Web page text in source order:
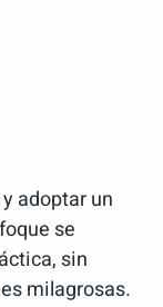
adoptar un
se
sin
milagrosas.